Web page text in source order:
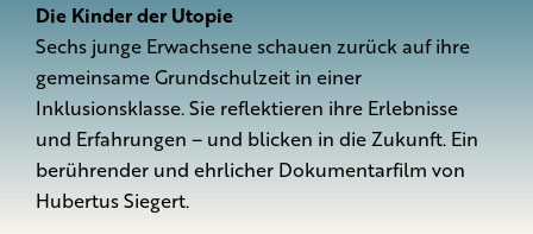
Die Kinder der Utopie
Sechs junge Erwachsene schauen zurück auf ihre
gemeinsame Grundschulzeit in einer
Inklusionsklasse. Sie reflektieren ihre Erlebnisse
und Erfahrungen – und blicken in die Zukunft. Ein
berührender und ehrlicher Dokumentarfilm von
Hubertus Siegert.